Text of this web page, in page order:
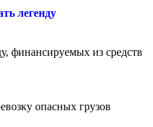
легенду
финансируемых из средств
опасных грузов